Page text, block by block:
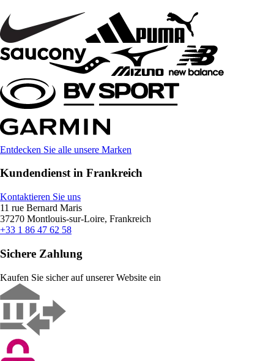
Entdecken Sie alle unsere Marken
Kundendienst in Frankreich
Kontaktieren Sie uns
11 rue Bernard Maris
37270 Montlouis-sur-Loire, Frankreich
+33 1 86 47 62 58
Sichere Zahlung
Kaufen Sie sicher auf unserer Website ein